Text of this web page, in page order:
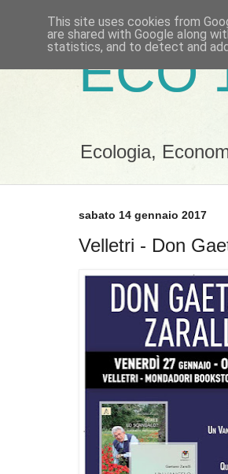
ECO
Ecologia,
sabato 14 gennaio 2017
Velletri - Don
This site uses cookies from
are shared with Google along
statistics, and to detect and